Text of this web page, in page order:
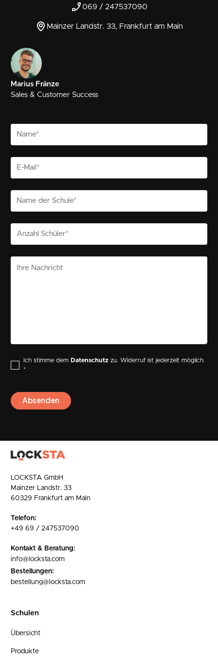
069 / 247537090
Mainzer Landstr. 33, Frankfurt am Main
Marius Fränze
Sales & Customer Success
Ich stimme dem Datenschutz zu. Widerruf ist jederzeit möglich.
*
LOCKSTA GmbH
Mainzer Landstr. 33
60329 Frankfurt am Main
Telefon:
+49 69 / 247537090
Kontakt & Beratung:
info@locksta.com
Bestellungen:
bestellung@locksta.com
Schulen
Übersicht
Produkte